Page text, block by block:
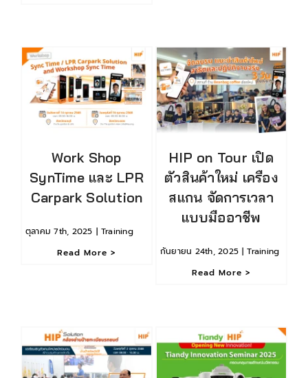
Work Shop
SynTime และ LPR
Carpark Solution
ตุลาคม 7th, 2025 | Training
Read More >
HIP on Tour เปิด
ตัวสินค้าใหม่ เครือง
สแกน จัดการเวลา
แบบมืออาชีพ
กันยายน 24th, 2025 | Training
Read More >